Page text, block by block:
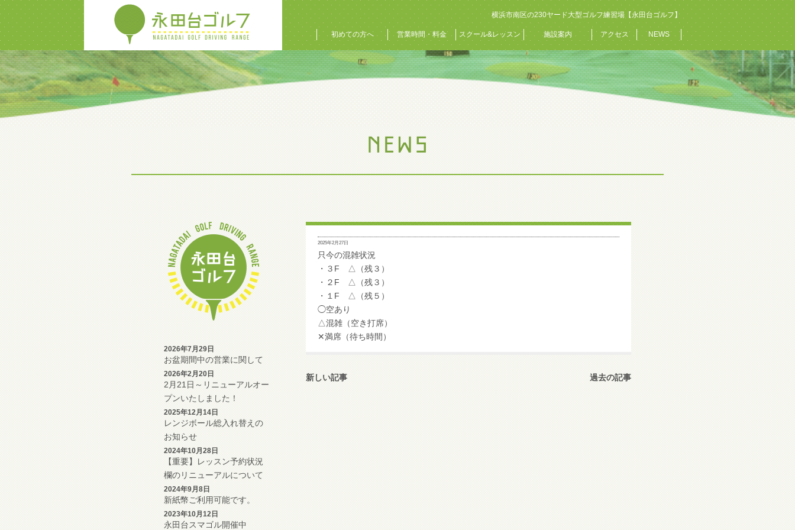
横浜市南区の230ヤード大型ゴルフ練習場【永田台ゴルフ】
初めての方へ 営業時間・料金 スクール&レッスン 施設案内 アクセス NEWS
2026年7月29日
お盆期間中の営業に関して
2026年2月20日
2月21日～リニューアルオー
プンいたしました！
2025年12月14日
レンジボール総入れ替えの
お知らせ
2024年10月28日
【重要】レッスン予約状況
欄のリニューアルについて
2024年9月8日
新紙幣ご利用可能です。
2023年10月12日
永田台スマゴル開催中
2025年2月27日
只今の混雑状況
・３F △（残３）
・２F △（残３）
・１F △（残５）
◯空あり
△混雑（空き打席）
✕満席（待ち時間）
新しい記事 過去の記事